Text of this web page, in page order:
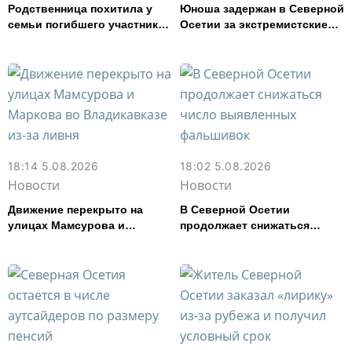
Родственница похитила у
семьи погибшего участника
Юноша задержан в Северной
Осетии за экстремистские
18:14 5.08.2026
Новости
Движение перекрыто на
улицах Мамсурова и
18:02 5.08.2026
Новости
В Северной Осетии
продолжает снижаться